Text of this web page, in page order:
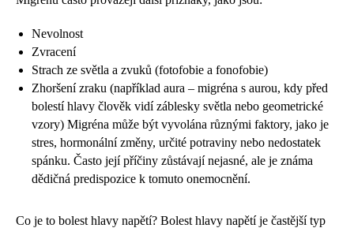
Nevolnost
Zvracení
Strach ze světla a zvuků (fotofobie a fonofobie)
Zhoršení zraku (například aura – migréna s aurou, kdy před
bolestí hlavy člověk vidí záblesky světla nebo geometrické
vzory) Migréna může být vyvolána různými faktory, jako je
stres, hormonální změny, určité potraviny nebo nedostatek
spánku. Často její příčiny zůstávají nejasné, ale je známa
dědičná predispozice k tomuto onemocnění.
Co je to bolest hlavy napětí? Bolest hlavy napětí je častější typ